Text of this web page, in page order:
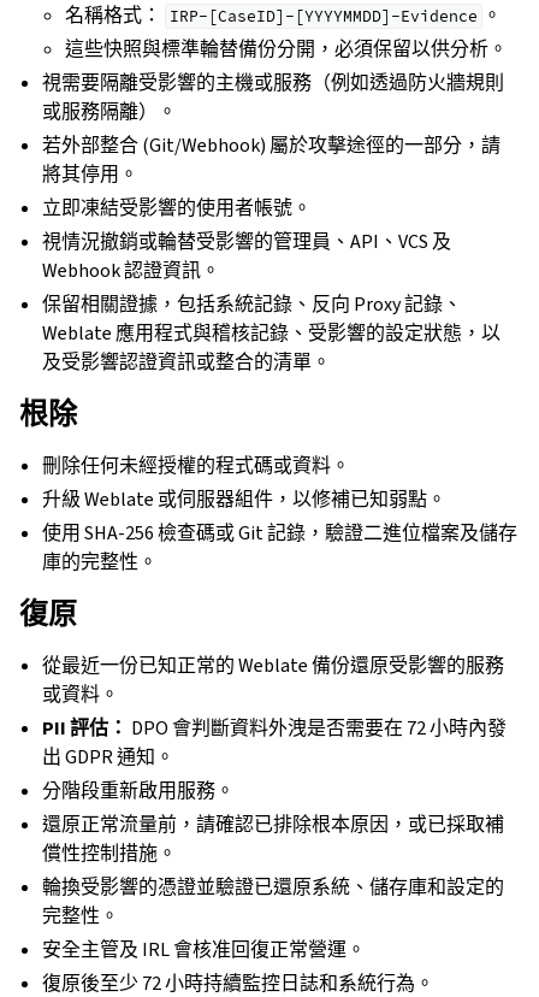
名稱格式：
IRP-[CaseID]-[YYYYMMDD]-Evidence 。
這些快照與標準輪替備份分開，必須保留以供分析。
視需要隔離受影響的主機或服務（例如透過防火牆規則
或服務隔離）。
若外部整合 (Git/Webhook) 屬於攻擊途徑的一部分，請
將其停用。
立即凍結受影響的使用者帳號。
視情況撤銷或輪替受影響的管理員、API、VCS 及
Webhook 認證資訊。
保留相關證據，包括系統記錄、反向 Proxy 記錄、
Weblate 應用程式與稽核記錄、受影響的設定狀態，以
及受影響認證資訊或整合的清單。
根除
刪除任何未經授權的程式碼或資料。
升級 Weblate 或伺服器組件，以修補已知弱點。
使用 SHA-256 檢查碼或 Git 記錄，驗證二進位檔案及儲存
庫的完整性。
復原
從最近一份已知正常的 Weblate 備份還原受影響的服務
或資料。
PII 評估： DPO 會判斷資料外洩是否需要在 72 小時內發
出 GDPR 通知。
分階段重新啟用服務。
還原正常流量前，請確認已排除根本原因，或已採取補
償性控制措施。
輪換受影響的憑證並驗證已還原系統、儲存庫和設定的
完整性。
安全主管及 IRL 會核准回復正常營運。
復原後至少 72 小時持續監控日誌和系統行為。